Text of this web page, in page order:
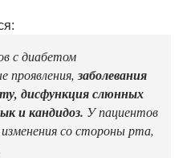
с диабетом
проявления, заболевания
дисфункция слюнных
и кандидоз. У пациентов
со стороны рта,